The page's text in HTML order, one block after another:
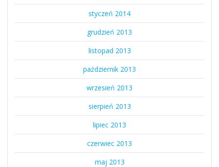
styczeń 2014
grudzień 2013
listopad 2013
październik 2013
wrzesień 2013
sierpień 2013
lipiec 2013
czerwiec 2013
maj 2013